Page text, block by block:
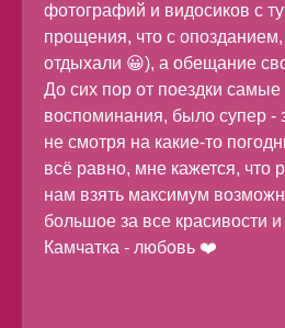
фотографий и видосиков с
прощения, что с
отдыхали 😀), а обещание
До сих пор от поездки самые
воспоминания, было супер -
не смотря на какие-то
всё равно, мне кажется, что
нам взять максимум
большое за все красивости
Камчатка - любовь ❤️